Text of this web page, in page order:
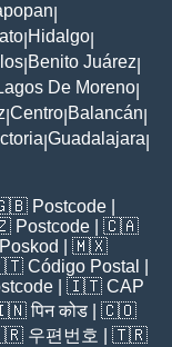
Hidalgo
Benito Juárez
De Moreno
Centro Balancán
Guadalajara
Postcode
Postcode | 🇨🇦
Poskod
| 🇲🇽
Código Postal
| 🇮🇹 CAP
पिन कोड | 🇨🇴
우편번호
| 🇹🇷